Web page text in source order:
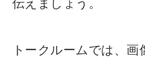
伝えましょう。
トークルームでは、画